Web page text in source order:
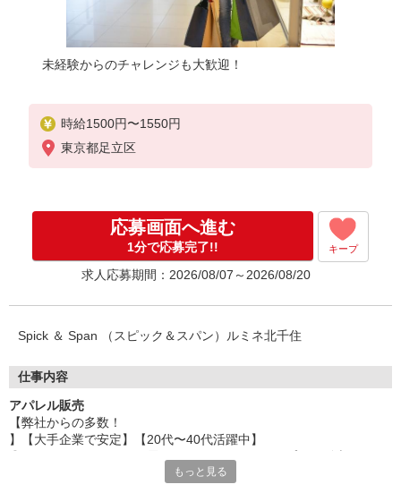
未経験からのチャレンジも大歓迎！
時給1500円〜1550円
東京都足立区
応募画面へ進む
1分で応募完了!! キープ
求人応募期間：2026/08/07～2026/08/20
Spick ＆ Span （スピック＆スパン）ルミネ北千住
仕事内容
アパレル販売
【弊社からの多数！
】【大手企業で安定】【20代〜40代活躍中】
もっと見る